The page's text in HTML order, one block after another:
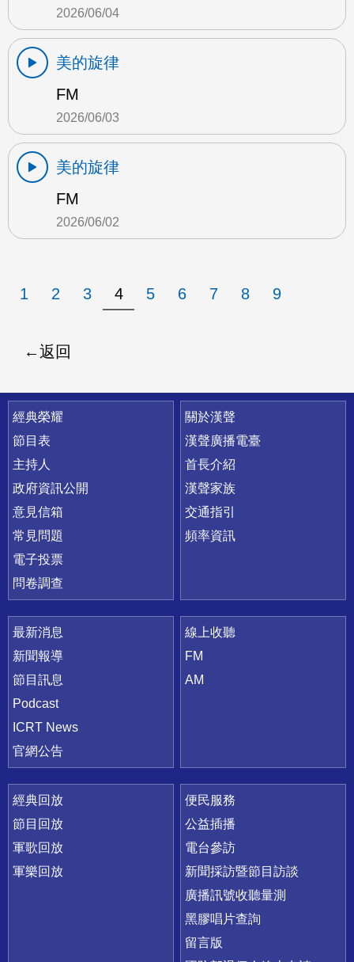
2026/06/04
美的旋律
FM
2026/06/03
美的旋律
FM
2026/06/02
1 2 3 4 5 6 7 8 9
返回
快速連結
經典榮耀
節目表
主持人
政府資訊公開
意見信箱
常見問題
電子投票
問卷調查
關於漢聲
漢聲廣播電臺
首長介紹
漢聲家族
交通指引
頻率資訊
最新消息
新聞報導
節目訊息
Podcast
ICRT News
官網公告
線上收聽
FM
AM
經典回放
節目回放
軍歌回放
軍樂回放
便民服務
公益插播
電台參訪
新聞採訪暨節目訪談
廣播訊號收聽量測
黑膠唱片查詢
留言版